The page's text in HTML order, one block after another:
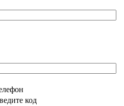
код